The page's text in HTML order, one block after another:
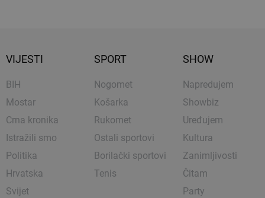
VIJESTI
BIH
Mostar
Crna kronika
Istražili smo
Politika
Hrvatska
Svijet
SPORT
Nogomet
Košarka
Rukomet
Ostali sportovi
Borilački sportovi
Tenis
SHOW
Napredujem
Showbiz
Uređujem
Kultura
Zanimljivosti
Čitam
Party